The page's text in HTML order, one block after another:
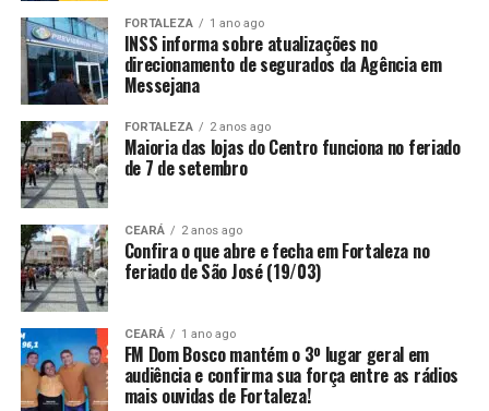
FORTALEZA 1 ano ago
INSS informa sobre atualizações no
direcionamento de segurados da Agência em
Messejana
FORTALEZA 2 anos ago
Maioria das lojas do Centro funciona no feriado
de 7 de setembro
CEARÁ 2 anos ago
Confira o que abre e fecha em Fortaleza no
feriado de São José (19/03)
CEARÁ 1 ano ago
FM Dom Bosco mantém o 3º lugar geral em
audiência e confirma sua força entre as rádios
mais ouvidas de Fortaleza!